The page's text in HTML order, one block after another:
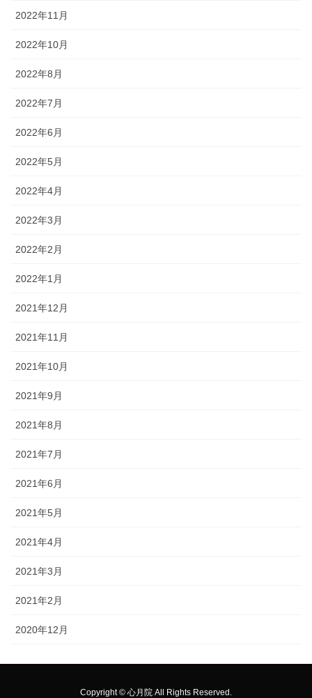
2022年11月
2022年10月
2022年8月
2022年7月
2022年6月
2022年5月
2022年4月
2022年3月
2022年2月
2022年1月
2021年12月
2021年11月
2021年10月
2021年9月
2021年8月
2021年7月
2021年6月
2021年5月
2021年4月
2021年3月
2021年2月
2020年12月
Copyright © 心月院 All Rights Reserved.